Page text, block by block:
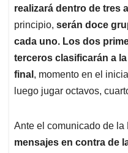
realizará dentro de tres
principio, serán doce
cada uno. Los dos
terceros clasificarán a
final , momento en el
luego jugar octavos,
Ante el comunicado de la
mensajes en contra de